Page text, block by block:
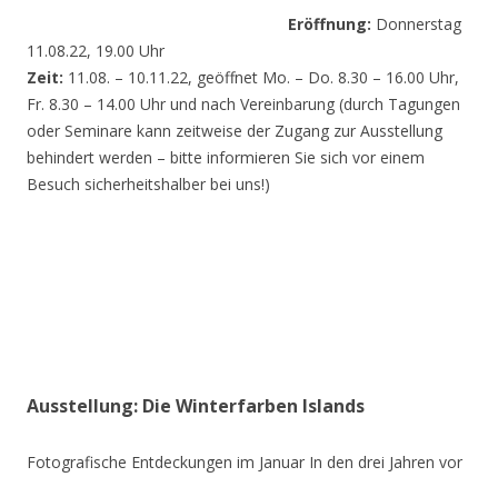
Eröffnung: Donnerstag
11.08.22, 19.00 Uhr
Zeit: 11.08. – 10.11.22, geöffnet Mo. – Do. 8.30 – 16.00 Uhr,
Fr. 8.30 – 14.00 Uhr und nach Vereinbarung (durch Tagungen
oder Seminare kann zeitweise der Zugang zur Ausstellung
behindert werden – bitte informieren Sie sich vor einem
Besuch sicherheitshalber bei uns!)
Ausstellung: Die Winterfarben Islands
Fotografische Entdeckungen im Januar In den drei Jahren vor